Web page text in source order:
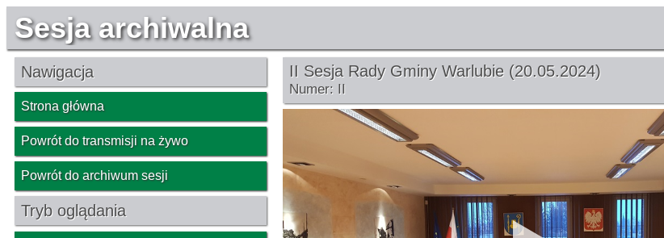
Sesja archiwalna
Nawigacja
Strona główna
Powrót do transmisji na żywo
Powrót do archiwum sesji
Tryb oglądania
II Sesja Rady Gminy Warlubie (20.05.2024)
Numer: II